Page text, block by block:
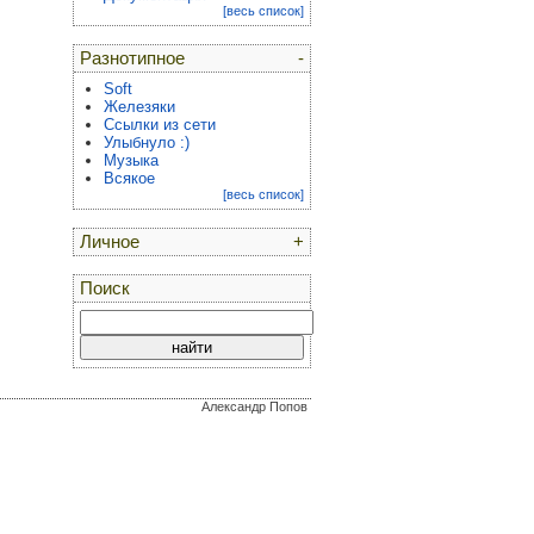
[весь список]
-
Разнотипное
Soft
Железяки
Ссылки из сети
Улыбнуло :)
Музыка
Всякое
[весь список]
+
Личное
Поиск
Александр Попов